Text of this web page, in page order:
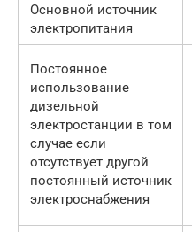
Основной источник
электропитания
Постоянное
использование
дизельной
электростанции в том
случае если
отсутствует другой
постоянный источник
электроснабжения